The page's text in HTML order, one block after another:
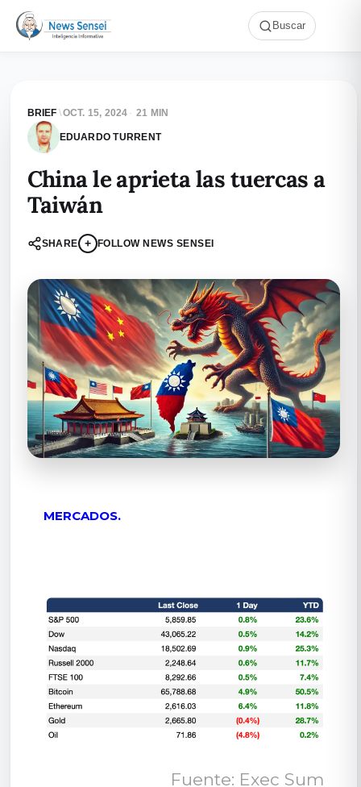
Buscar
BRIEF \OCT. 15, 2024 · 21 MIN
EDUARDO TURRENT
China le aprieta las tuercas a
Taiwán
SHARE + FOLLOW NEWS SENSEI
MERCADOS.
Fuente: Exec Sum